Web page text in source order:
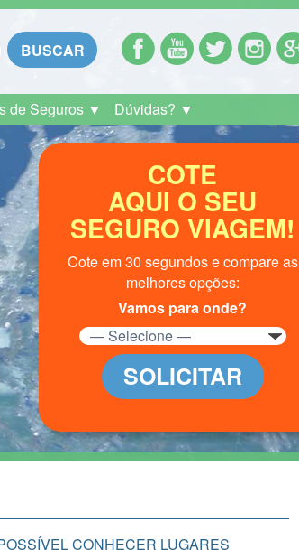
BUSCAR
de Seguros ▼ Dúvidas? ▼
COTE
AQUI O SEU
SEGURO VIAGEM!
Cote em 30 segundos e compare as
melhores opções:
Vamos para onde?
SOLICITAR
CONHECER LUGARES